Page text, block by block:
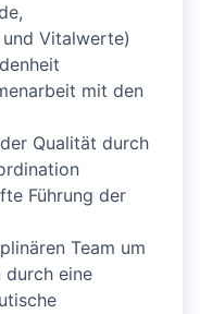
Vitalwerte)
mit den
Qualität durch
Führung der
Team um
durch eine